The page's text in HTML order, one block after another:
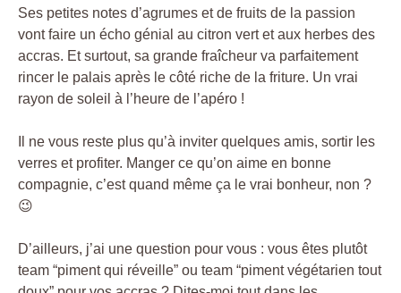
Ses petites notes d’agrumes et de fruits de la passion
vont faire un écho génial au citron vert et aux herbes des
accras. Et surtout, sa grande fraîcheur va parfaitement
rincer le palais après le côté riche de la friture. Un vrai
rayon de soleil à l’heure de l’apéro !
Il ne vous reste plus qu’à inviter quelques amis, sortir les
verres et profiter. Manger ce qu’on aime en bonne
compagnie, c’est quand même ça le vrai bonheur, non ?
😉
D’ailleurs, j’ai une question pour vous : vous êtes plutôt
team “piment qui réveille” ou team “piment végétarien tout